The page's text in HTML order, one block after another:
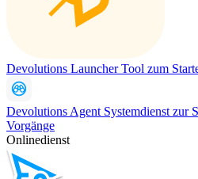
Devolutions Launcher Tool zum
Devolutions Agent Systemdienst zur
Vorgänge
Onlinedienst